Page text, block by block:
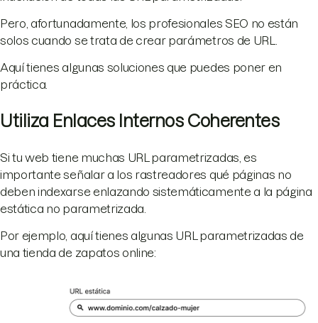
Pero, afortunadamente, los profesionales SEO no están
solos cuando se trata de crear parámetros de URL.
Aquí tienes algunas soluciones que puedes poner en
práctica.
Utiliza Enlaces Internos Coherentes
Si tu web tiene muchas URL parametrizadas, es
importante señalar a los rastreadores qué páginas no
deben indexarse enlazando sistemáticamente a la página
estática no parametrizada.
Por ejemplo, aquí tienes algunas URL parametrizadas de
una tienda de zapatos online: